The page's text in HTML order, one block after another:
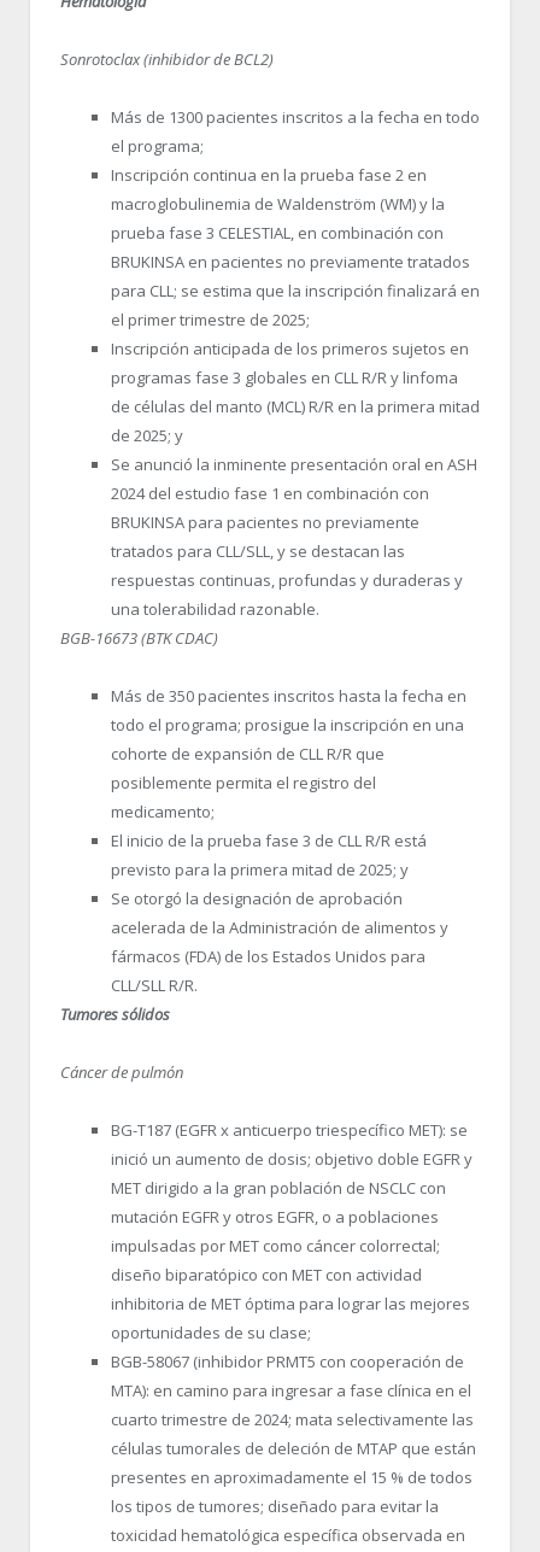
Sonrotoclax (inhibidor de BCL2)
Más de 1300 pacientes inscritos a la fecha en todo
el programa;
Inscripción continua en la prueba fase 2 en
macroglobulinemia de Waldenström (WM) y la
prueba fase 3 CELESTIAL, en combinación con
BRUKINSA en pacientes no previamente tratados
para CLL; se estima que la inscripción finalizará en
el primer trimestre de 2025;
Inscripción anticipada de los primeros sujetos en
programas fase 3 globales en CLL R/R y linfoma
de células del manto (MCL) R/R en la primera mitad
de 2025; y
Se anunció la inminente presentación oral en ASH
2024 del estudio fase 1 en combinación con
BRUKINSA para pacientes no previamente
tratados para CLL/SLL, y se destacan las
respuestas continuas, profundas y duraderas y
una tolerabilidad razonable.
BGB-16673 (BTK CDAC)
Más de 350 pacientes inscritos hasta la fecha en
todo el programa; prosigue la inscripción en una
cohorte de expansión de CLL R/R que
posiblemente permita el registro del
medicamento;
El inicio de la prueba fase 3 de CLL R/R está
previsto para la primera mitad de 2025; y
Se otorgó la designación de aprobación
acelerada de la Administración de alimentos y
fármacos (FDA) de los Estados Unidos para
CLL/SLL R/R.
Tumores sólidos
Cáncer de pulmón
BG-T187 (EGFR x anticuerpo triespecífico MET): se
inició un aumento de dosis; objetivo doble EGFR y
MET dirigido a la gran población de NSCLC con
mutación EGFR y otros EGFR, o a poblaciones
impulsadas por MET como cáncer colorrectal;
diseño biparatópico con MET con actividad
inhibitoria de MET óptima para lograr las mejores
oportunidades de su clase;
BGB-58067 (inhibidor PRMT5 con cooperación de
MTA): en camino para ingresar a fase clínica en el
cuarto trimestre de 2024; mata selectivamente las
células tumorales de deleción de MTAP que están
presentes en aproximadamente el 15 % de todos
los tipos de tumores; diseñado para evitar la
toxicidad hematológica específica observada en